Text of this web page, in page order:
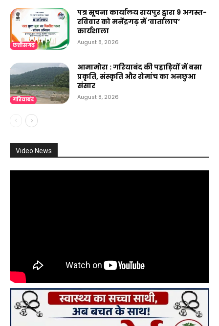
छत्तीसगढ़
पत्र सूचना कार्यालय रायपुर द्वारा 9 अगस्त-
रविवार को मनेंद्रगढ़ में ‘वार्तालाप’
कार्यशाला
August 8, 2026
गरियाबंद
आमामोरा : गरियाबंद की पहाड़ियों में बसा
प्रकृति, संस्कृति और रोमांच का अनछुआ
संसार
August 8, 2026
Video News